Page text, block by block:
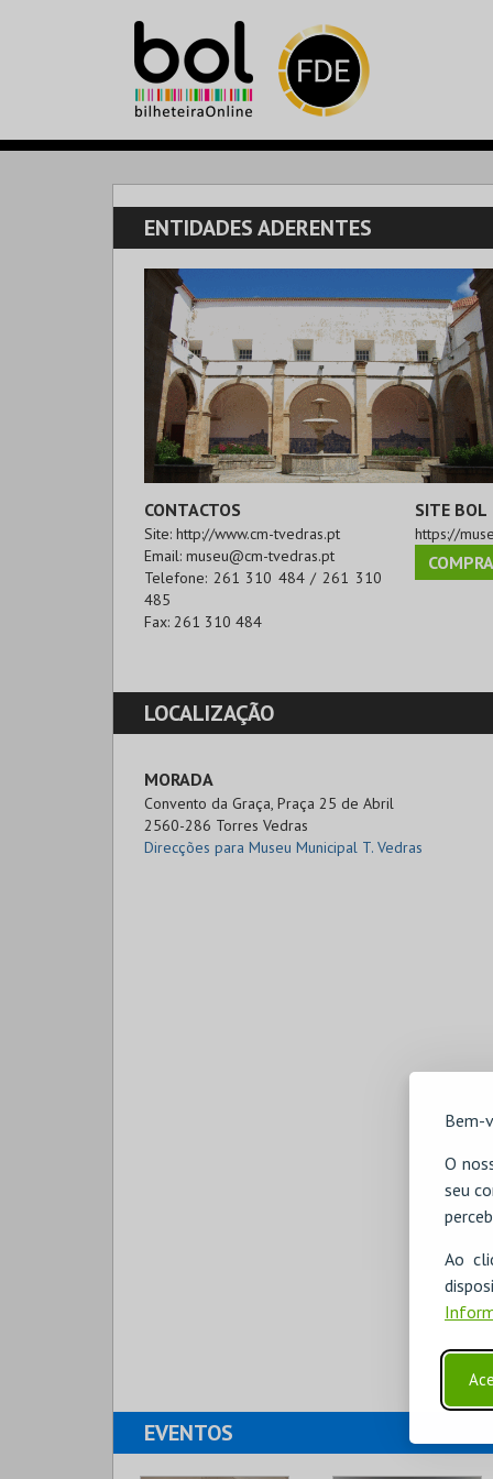
Bem-
O
seu
Ao
ENTIDADES ADERENTES
CONTACTOS
Site: http://www.cm-tvedras.pt
Email: museu@cm-tvedras.pt
Telefone: 261 310 484 / 261 310
485
Fax: 261 310 484
SITE BOL
https://
LOCALIZAÇÃO
MORADA
Convento da Graça, Praça 25 de Abril
2560-286 Torres Vedras
Direcções para Museu Municipal T. Vedras
EVENTOS